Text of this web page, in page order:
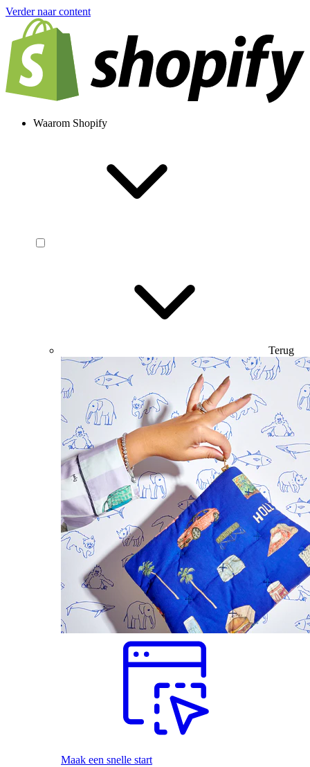
Verder naar content
Waarom Shopify
Terug
Maak een snelle start